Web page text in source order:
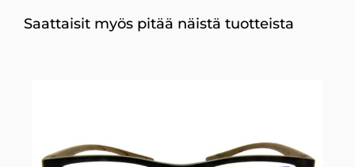
Saattaisit myös pitää näistä tuotteista